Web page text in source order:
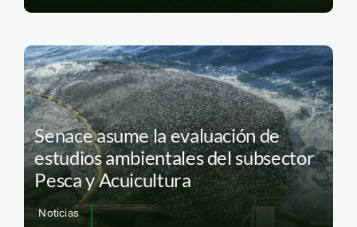
Senace asume la evaluación de
estudios ambientales del subsector
Pesca y Acuicultura
Noticias